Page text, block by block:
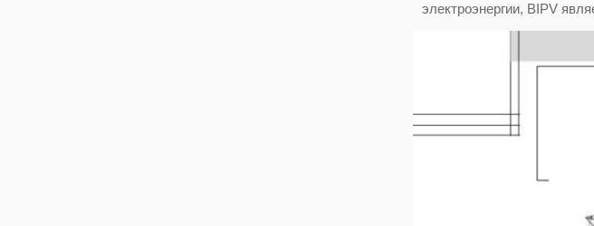
электроэнергии, BIPV